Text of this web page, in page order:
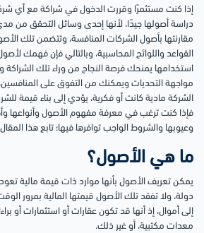
إذا كنت مستثمرًا وقررت الدخول في شراكة مع أي
دراسة أصولها جيدًا، لأنها إحدى وسائل التحقق من
مقارنتها بأصول الشركات المنافسة، وتتضمن تلك
القواعد واللوائح المحاسبية، وبالتالي فإن فهمك
استخدامها يمنحك فرصة النجاح من وراء تلك
مواجهة التحديات ويمكنك من التفوق على
الشركة مادية كانت أو فكرية، يؤدي إلى بناء قيمة
فإذا كنت ترغب في معرفة مفهوم الأصول وأنواعها
وعيوبها والشروط الواجب توافرها فيها؛ تابع هذا
ما هي الأصول؟
يمكن تعريف الأصول بأنها موارد ذات قيمة مالية
دولة، ولا تفقد تلك الأصول قيمتها المالية بمرور
إلى أموال، إذ أنها قد تكون عقارات أو استثمارات أو
معدات مكتبية، أو غير ذلك.